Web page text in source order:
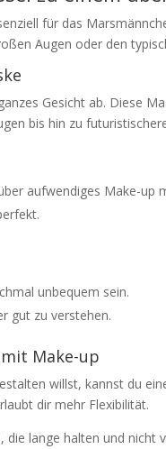
für das
Augen oder den
Gesicht ab. Diese
bis hin zu
aufwendiges Make-up
unbequem sein.
gut zu verstehen.
Make-up
willst, kannst du
dir mehr Flexibilität.
die lange halten und nicht